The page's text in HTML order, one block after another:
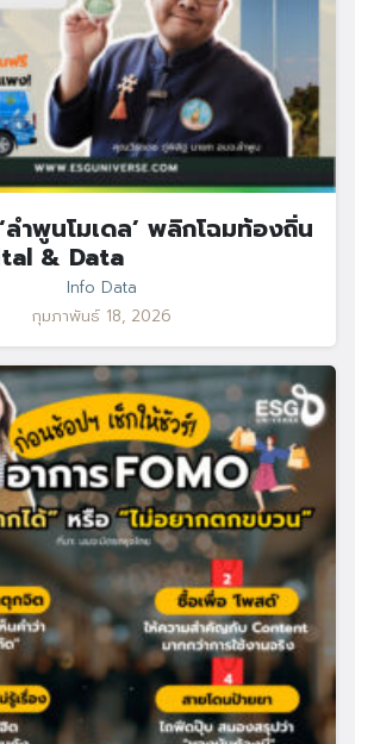
ำพูนโมเดล’ พลิกโฉมท้องถิ่น
& Data
Info Data
กุมภาพันธ์ 18, 2026